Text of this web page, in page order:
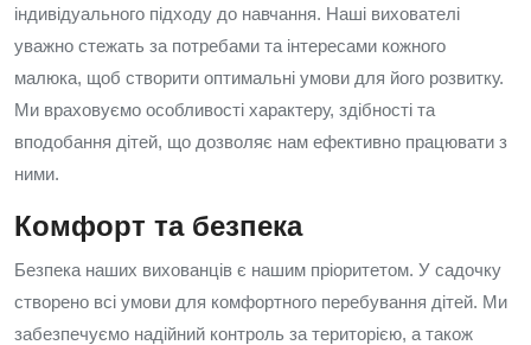
індивідуального підходу до навчання. Наші вихователі
уважно стежать за потребами та інтересами кожного
малюка, щоб створити оптимальні умови для його розвитку.
Ми враховуємо особливості характеру, здібності та
вподобання дітей, що дозволяє нам ефективно працювати з
ними.
Комфорт та безпека
Безпека наших вихованців є нашим пріоритетом. У садочку
створено всі умови для комфортного перебування дітей. Ми
забезпечуємо надійний контроль за територією, а також